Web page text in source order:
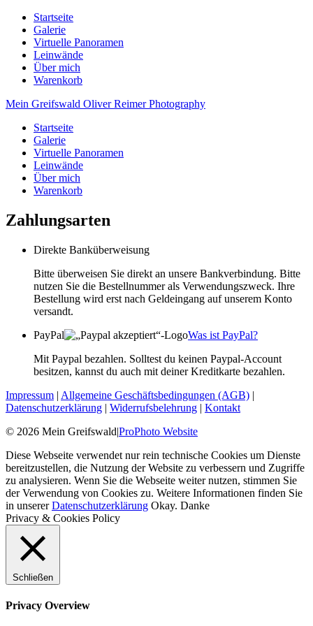
Startseite
Galerie
Virtuelle Panoramen
Leinwände
Über mich
Warenkorb
Mein Greifswald Oliver Reimer Photography
Startseite
Galerie
Virtuelle Panoramen
Leinwände
Über mich
Warenkorb
Zahlungsarten
Direkte Banküberweisung
Bitte überweisen Sie direkt an unsere Bankverbindung. Bitte
nutzen Sie die Bestellnummer als Verwendungszweck. Ihre
Bestellung wird erst nach Geldeingang auf unserem Konto
versandt.
PayPal
Was ist PayPal?
Mit Paypal bezahlen. Solltest du keinen Paypal-Account
besitzen, kannst du auch mit deiner Kreditkarte bezahlen.
Impressum | Allgemeine Geschäftsbedingungen (AGB) |
Datenschutzerklärung | Widerrufsbelehrung | Kontakt
© 2026 Mein Greifswald|ProPhoto Website
Diese Webseite verwendet nur rein technische Cookies um Dienste
bereitzustellen, die Nutzung der Website zu verbessern und Zugriffe
zu analysieren. Wenn Sie die Webseite weiter nutzen, stimmen Sie
der Verwendung von Cookies zu. Weitere Informationen finden Sie
in unsererDatenschutzerklärung Okay. Danke
Privacy & Cookies Policy
Schließen
Privacy Overview